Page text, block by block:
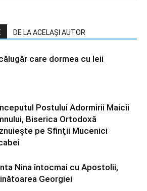
DE LA ACELAȘI AUTOR
care dormea cu leii
Postului Adormirii Maicii
Biserica Ortodoxă
pe Sfinţii Mucenici
Nina întocmai cu Apostolii,
Georgiei